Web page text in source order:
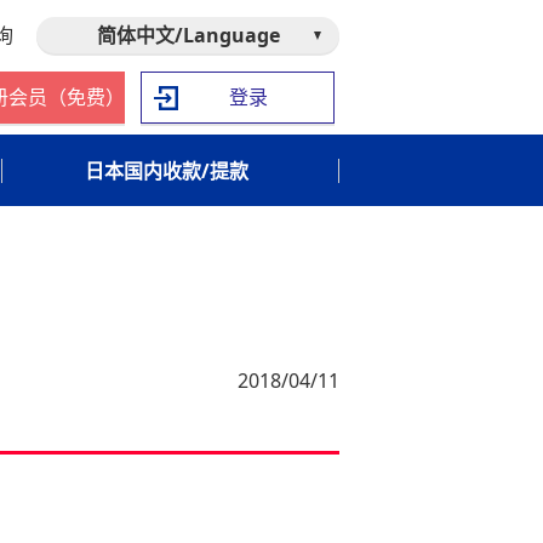
简体中文/Language
会员（免费） 登录
日本国内收款/提款
2018/04/11